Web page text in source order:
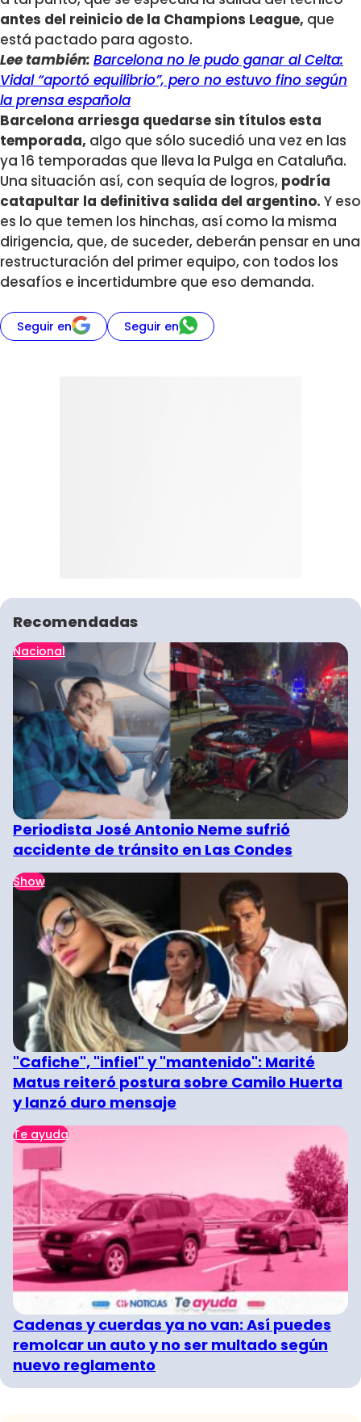
antes del reinicio de la Champions League, que
está pactado para agosto.
Lee también: Barcelona no le pudo ganar al Celta:
Vidal “aportó equilibrio”, pero no estuvo fino según
la prensa española
Barcelona arriesga quedarse sin títulos esta
temporada, algo que sólo sucedió una vez en las
ya 16 temporadas que lleva la Pulga en Cataluña.
Una situación así, con sequía de logros, podría
catapultar la definitiva salida del argentino. Y eso
es lo que temen los hinchas, así como la misma
dirigencia, que, de suceder, deberán pensar en una
restructuración del primer equipo, con todos los
desafíos e incertidumbre que eso demanda.
Seguir en Seguir en
Recomendadas
Nacional
Periodista José Antonio Neme sufrió
accidente de tránsito en Las Condes
Show
"Cafiche", "infiel" y "mantenido": Marité
Matus reiteró postura sobre Camilo Huerta
y lanzó duro mensaje
Te ayuda
Cadenas y cuerdas ya no van: Así puedes
remolcar un auto y no ser multado según
nuevo reglamento